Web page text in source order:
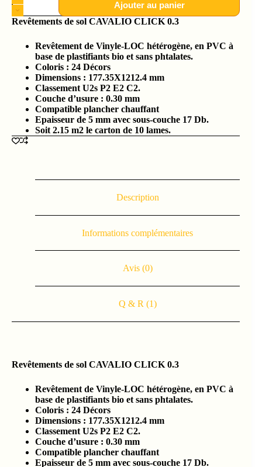
Ajouter au panier
Revêtements de sol CAVALIO CLICK 0.3
Revêtement de Vinyle-LOC hétérogène, en PVC à
base de plastifiants bio et sans phtalates.
Coloris : 24 Décors
Dimensions : 177.35X1212.4 mm
Classement U2s P2 E2 C2.
Couche d’usure : 0.30 mm
Compatible plancher chauffant
Epaisseur de 5 mm avec sous-couche 17 Db.
Soit 2.15 m2 le carton de 10 lames.
Description
Informations complémentaires
Avis (0)
Q & R (1)
Revêtements de sol CAVALIO CLICK 0.3
Revêtement de Vinyle-LOC hétérogène, en PVC à
base de plastifiants bio et sans phtalates.
Coloris : 24 Décors
Dimensions : 177.35X1212.4 mm
Classement U2s P2 E2 C2.
Couche d’usure : 0.30 mm
Compatible plancher chauffant
Epaisseur de 5 mm avec sous-couche 17 Db.